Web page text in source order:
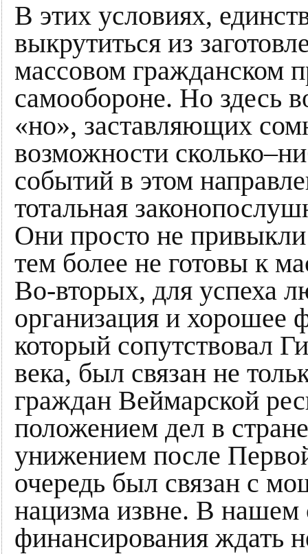
В этих условиях,
выкрутиться из
массовом гражданском
самообороне. Но здесь
«но», заставляющих
возможности
событий в этом
тотальная
Они просто не
тем более не готовы к
Во-вторых, для успеха
организация и хорошее
который сопутствовал
века, был связан не
граждан Веймарской
положением дел в
унижением после
очередь был связан с
нацизма извне. В нашем
финансирования ждать